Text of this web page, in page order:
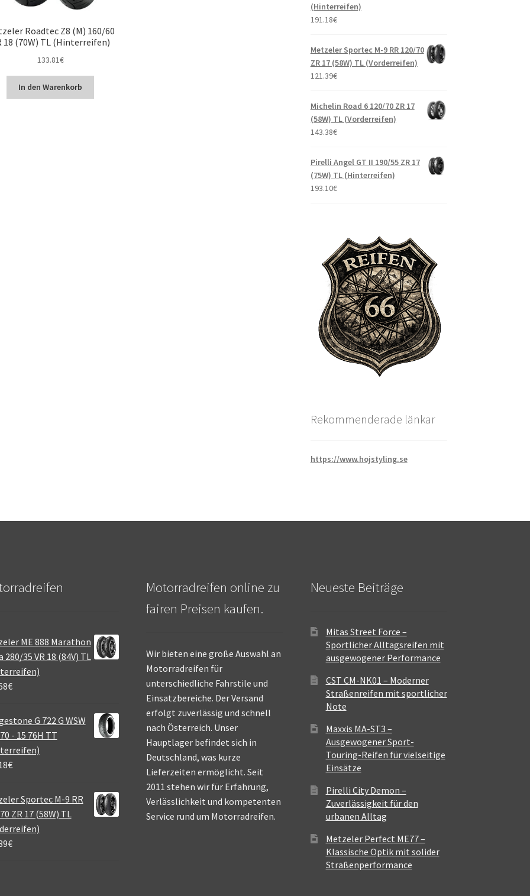
Roadtec Z8 (M) 160/60
18 (70W) TL (Hinterreifen)
133.81€
In den Warenkorb
(Hinterreifen)
191.18€
Metzeler Sportec M-9 RR 120/70
ZR 17 (58W) TL (Vorderreifen)
121.39€
Michelin Road 6 120/70 ZR 17
(58W) TL (Vorderreifen)
143.38€
Pirelli Angel GT II 190/55 ZR 17
(75W) TL (Hinterreifen)
193.10€
Rekommenderade länkar
https://www.hojstyling.se
ME 888 Marathon
280/35 VR 18 (84V) TL
€
G 722 G WSW
- 15 76H TT
€
Sportec M-9 RR
ZR 17 (58W) TL
€
Motorradreifen online zu
fairen Preisen kaufen.
Wir bieten eine große Auswahl an
Motorradreifen für
unterschiedliche Fahrstile und
Einsatzbereiche. Der Versand
erfolgt zuverlässig und schnell
nach Österreich. Unser
Hauptlager befindet sich in
Deutschland, was kurze
Lieferzeiten ermöglicht. Seit
2011 stehen wir für Erfahrung,
Verlässlichkeit und kompetenten
Service rund um Motorradreifen.
Neueste Beiträge
Mitas Street Force –
Sportlicher Alltagsreifen mit
ausgewogener Performance
CST CM-NK01 – Moderner
Straßenreifen mit sportlicher
Note
Maxxis MA-ST3 –
Ausgewogener Sport-
Touring-Reifen für vielseitige
Einsätze
Pirelli City Demon –
Zuverlässigkeit für den
urbanen Alltag
Metzeler Perfect ME77 –
Klassische Optik mit solider
Straßenperformance